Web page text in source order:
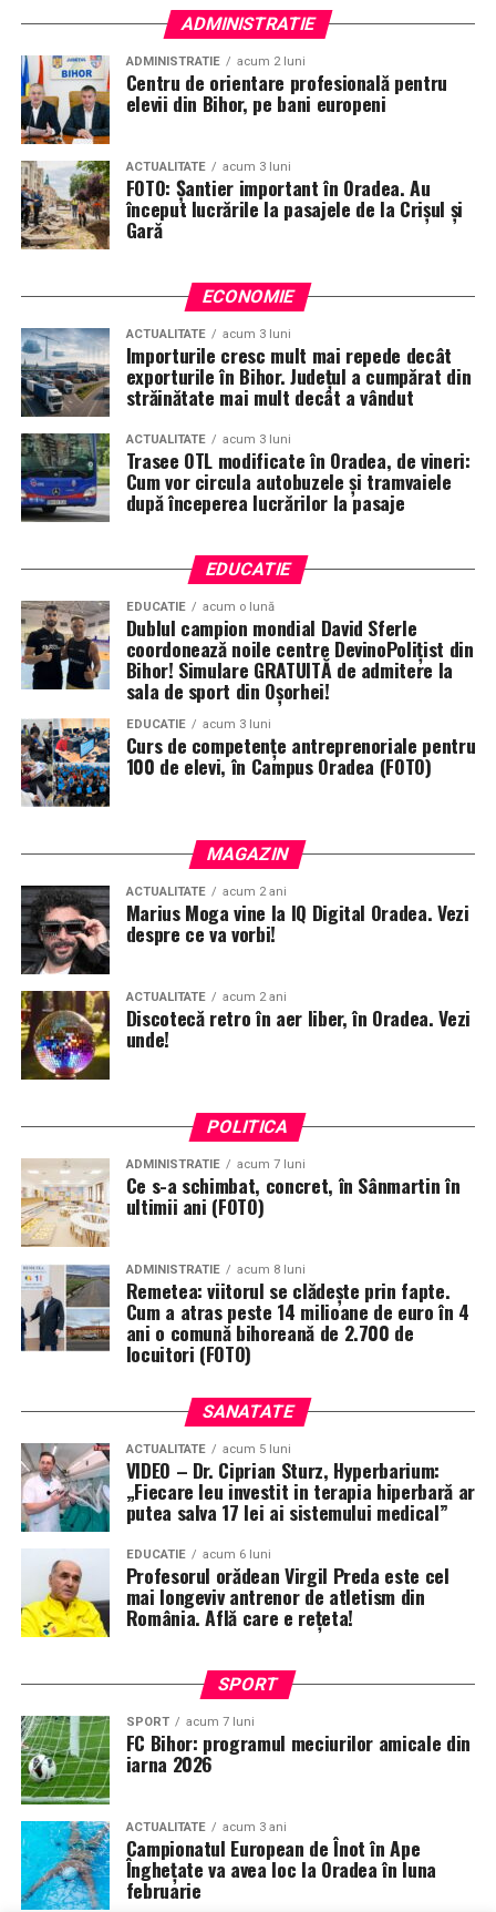
ADMINISTRATIE
ADMINISTRATIE acum 2 luni
Centru de orientare profesională pentru
elevii din Bihor, pe bani europeni
ACTUALITATE acum 3 luni
FOTO: Șantier important în Oradea. Au
început lucrările la pasajele de la Crișul și
Gară
ECONOMIE
ACTUALITATE acum 3 luni
Importurile cresc mult mai repede decât
exporturile în Bihor. Județul a cumpărat din
străinătate mai mult decât a vândut
ACTUALITATE acum 3 luni
Trasee OTL modificate în Oradea, de vineri:
Cum vor circula autobuzele și tramvaiele
după începerea lucrărilor la pasaje
EDUCATIE
EDUCATIE acum o lună
Dublul campion mondial David Sferle
coordonează noile centre DevinoPolițist din
Bihor! Simulare GRATUITĂ de admitere la
sala de sport din Oșorhei!
EDUCATIE acum 3 luni
Curs de competențe antreprenoriale pentru
100 de elevi, în Campus Oradea (FOTO)
MAGAZIN
ACTUALITATE acum 2 ani
Marius Moga vine la IQ Digital Oradea. Vezi
despre ce va vorbi!
ACTUALITATE acum 2 ani
Discotecă retro în aer liber, în Oradea. Vezi
unde!
POLITICA
ADMINISTRATIE acum 7 luni
Ce s-a schimbat, concret, în Sânmartin în
ultimii ani (FOTO)
ADMINISTRATIE acum 8 luni
Remetea: viitorul se clădește prin fapte.
Cum a atras peste 14 milioane de euro în 4
ani o comună bihoreană de 2.700 de
locuitori (FOTO)
SANATATE
ACTUALITATE acum 5 luni
VIDEO – Dr. Ciprian Sturz, Hyperbarium:
„Fiecare leu investit in terapia hiperbară ar
putea salva 17 lei ai sistemului medical”
EDUCATIE acum 6 luni
Profesorul orădean Virgil Preda este cel
mai longeviv antrenor de atletism din
România. Află care e rețeta!
SPORT
SPORT acum 7 luni
FC Bihor: programul meciurilor amicale din
iarna 2026
ACTUALITATE acum 3 ani
Campionatul European de Înot în Ape
Înghețate va avea loc la Oradea în luna
februarie